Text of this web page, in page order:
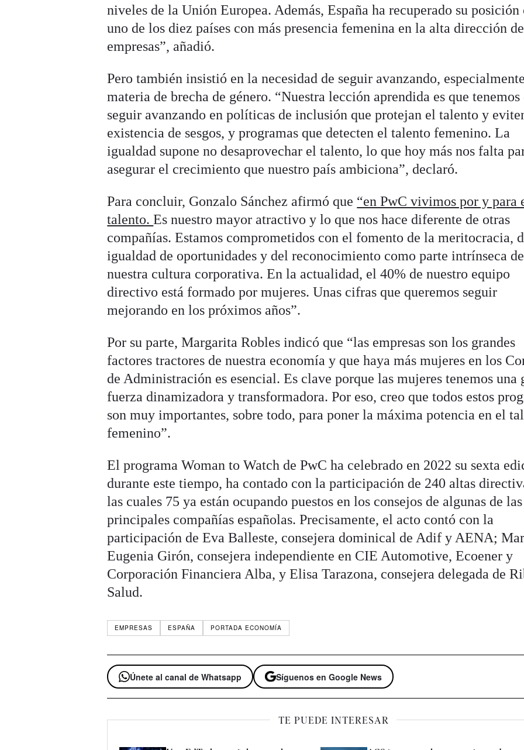
niveles de la Unión Europea. Además, España ha recuperado su posición
uno de los diez países con más presencia femenina en la alta dirección
empresas”, añadió.
Pero también insistió en la necesidad de seguir avanzando,
materia de brecha de género. “Nuestra lección aprendida es que tenemos
seguir avanzando en políticas de inclusión que protejan el talento y
existencia de sesgos, y programas que detecten el talento femenino. La
igualdad supone no desaprovechar el talento, lo que hoy más nos falta
asegurar el crecimiento que nuestro país ambiciona”, declaró.
Para concluir, Gonzalo Sánchez afirmó que “en PwC vivimos por y para
talento.Es nuestro mayor atractivo y lo que nos hace diferente de otras
compañías. Estamos comprometidos con el fomento de la meritocracia,
igualdad de oportunidades y del reconocimiento como parte intrínseca de
nuestra cultura corporativa. En la actualidad, el 40% de nuestro equipo
directivo está formado por mujeres. Unas cifras que queremos seguir
mejorando en los próximos años”.
Por su parte, Margarita Robles indicó que “las empresas son los grandes
factores tractores de nuestra economía y que haya más mujeres en los
de Administración es esencial. Es clave porque las mujeres tenemos una
fuerza dinamizadora y transformadora. Por eso, creo que todos estos
son muy importantes, sobre todo, para poner la máxima potencia en el
femenino”.
El programa Woman to Watch de PwC ha celebrado en 2022 su sexta
durante este tiempo, ha contado con la participación de 240 altas
las cuales 75 ya están ocupando puestos en los consejos de algunas de las
principales compañías españolas. Precisamente, el acto contó con la
participación de Eva Balleste, consejera dominical de Adif y AENA;
Eugenia Girón, consejera independiente en CIE Automotive, Ecoener y
Corporación Financiera Alba, y Elisa Tarazona, consejera delegada de
Salud.
EMPRESAS ESPAÑA PORTADA ECONOMÍA
Únete al canal de Whatsapp Síguenos en Google News
TE PUEDE INTERESAR